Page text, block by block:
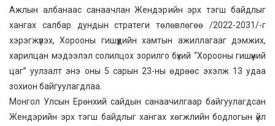
Ажлын албанаас санаачлан Жендэрийн эрх тэгш байдлыг
хангах салбар дундын стратеги төлөвлөгөө /2022-2031/-г
хэрэгжүүлэх, Хорооны гишүүдийн хамтын ажиллагааг дэмжих,
харилцан мэдээлэл солилцох зорилго бүхий “Хорооны гишүүний
цаг” уулзалт энэ оны 5 сарын 23-ны өдрөөс эхэлж 13 удаа
зохион байгуулагдлаа.
Монгол Улсын Ерөнхий сайдын санаачилгаар байгуулагдсан
Жендэрийн эрх тэгш байдлыг хангах хөгжлийн бодлогын үйл